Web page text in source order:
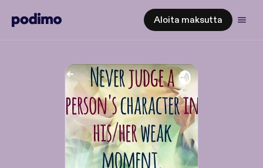
Aloita maksutta